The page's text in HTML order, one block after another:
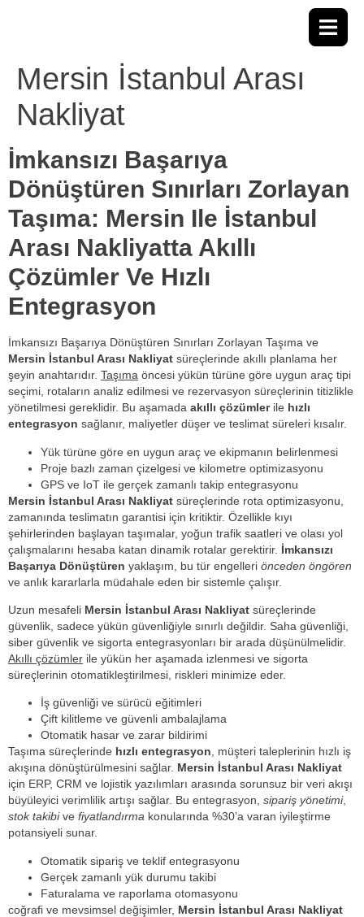
Mersin İstanbul Arası
Nakliyat
İmkansızı Başarıya
Dönüştüren Sınırları Zorlayan
Taşıma: Mersin Ile İstanbul
Arası Nakliyatta Akıllı
Çözümler Ve Hızlı
Entegrasyon
İmkansızı Başarıya Dönüştüren Sınırları Zorlayan Taşıma ve
Mersin İstanbul Arası Nakliyat süreçlerinde akıllı planlama her
şeyin anahtarıdır. Taşıma öncesi yükün türüne göre uygun araç tipi
seçimi, rotaların analiz edilmesi ve rezervasyon süreçlerinin titizlikle
yönetilmesi gereklidir. Bu aşamada akıllı çözümlerile hızlı
entegrasyon sağlanır, maliyetler düşer ve teslimat süreleri kısalır.
Yük türüne göre en uygun araç ve ekipmanın belirlenmesi
Proje bazlı zaman çizelgesi ve kilometre optimizasyonu
GPS ve IoT ile gerçek zamanlı takip entegrasyonu
Mersin İstanbul Arası Nakliyat süreçlerinde rota optimizasyonu,
zamanında teslimatın garantisi için kritiktir. Özellikle kıyı
şehirlerinden başlayan taşımalar, yoğun trafik saatleri ve olası yol
çalışmalarını hesaba katan dinamik rotalar gerektirir. İmkansızı
Başarıya Dönüştüren yaklaşım, bu tür engelleri önceden öngören
ve anlık kararlarla müdahale eden bir sistemle çalışır.
Uzun mesafeli Mersin İstanbul Arası Nakliyat süreçlerinde
güvenlik, sadece yükün güvenliğiyle sınırlı değildir. Saha güvenliği,
siber güvenlik ve sigorta entegrasyonları bir arada düşünülmelidir.
Akıllı çözümler ile yükün her aşamada izlenmesi ve sigorta
süreçlerinin otomatikleştirilmesi, riskleri minimize eder.
İş güvenliği ve sürücü eğitimleri
Çift kilitleme ve güvenli ambalajlama
Otomatik hasar ve zarar bildirimi
Taşıma süreçlerinde hızlı entegrasyon, müşteri taleplerinin hızlı iş
akışına dönüştürülmesini sağlar. Mersin İstanbul Arası Nakliyat
için ERP, CRM ve lojistik yazılımları arasında sorunsuz bir veri akışı
büyüleyici verimlilik artışı sağlar. Bu entegrasyon, sipariş yönetimi,
stok takibive fiyatlandırma konularında %30’a varan iyileştirme
potansiyeli sunar.
Otomatik sipariş ve teklif entegrasyonu
Gerçek zamanlı yük durumu takibi
Faturalama ve raporlama otomasyonu
coğrafi ve mevsimsel değişimler, Mersin İstanbul Arası Nakliyat